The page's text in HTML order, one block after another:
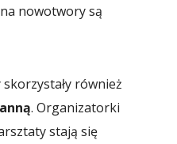
nowotwory są
również
. Organizatorki
stają się